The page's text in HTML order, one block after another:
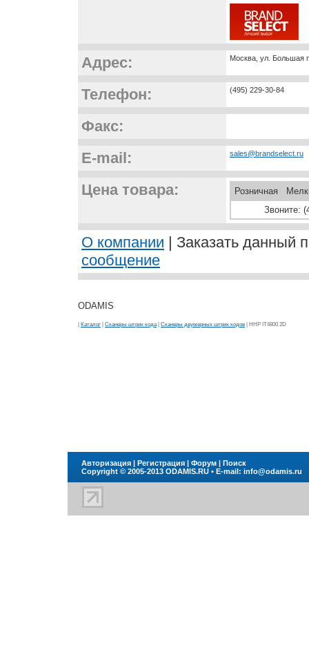
Адрес: Москва, ул. Большая
Телефон: (495) 229-30-84
Факс:
E-mail:
sales@brandselect.ru
Цена товара: Розничная
Звоните:
О компании | Заказать данный
сообщение
ODAMIS
Каталог Сканеры штрих кода| Сканеры двумерных штрих кодов | HHP IT4800 2D
Авторизация | Регистрация | Форум | Поиск
Copyright © 2005-2013 ODAMIS.RU • E-mail: info@odamis.ru